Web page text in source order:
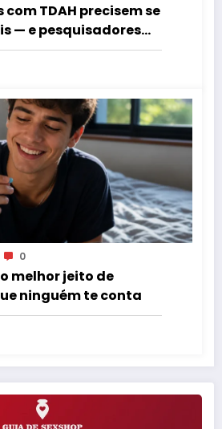
com TDAH precisem se
— e pesquisadores
0
melhor jeito de
ninguém te conta